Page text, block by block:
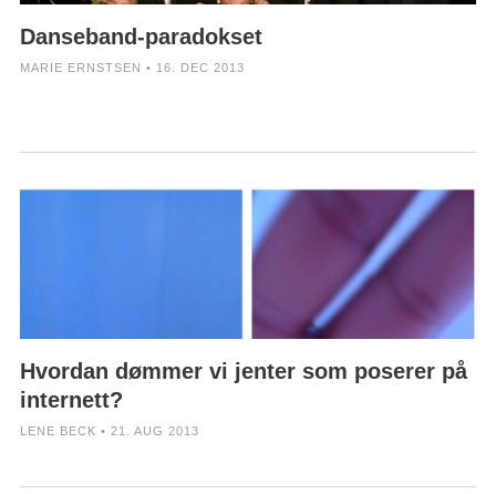
Danseband-paradokset
MARIE ERNSTSEN • 16. DEC 2013
Hvordan dømmer vi jenter som poserer på
internett?
LENE BECK • 21. AUG 2013